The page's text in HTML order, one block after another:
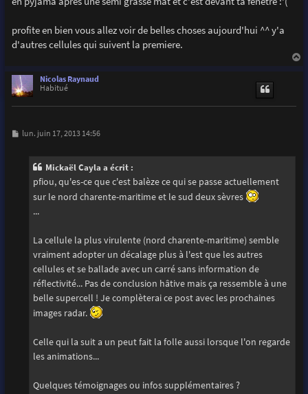
profite en bien vous allez voir de belles choses aujourd'hui ^^ y'a
d'autres cellules qui suivent la premiere.
Nicolas Raynaud
Habitué
M
lun. juin 17, 2013 14:56
Mickaël Cayla a écrit :
pfiou, qu'es-ce que c'est balèze ce qui se passe actuellement
sur le nord charente-maritime et le sud deux sèvres
...
La cellule la plus virulente (nord charente-maritime) semble
vraiment adopter un décalage plus à l'est que les autres
cellules et se ballade avec un carré sans information de
réflectivité... Pas de conclusion hâtive mais ça ressemble à une
belle supercell ! Je complèterai ce post avec les prochaines
images radar.
Celle qui la suit a un peut fait la folle aussi lorsque l'on regarde
les animations...
Quelques témoignages ou infos supplémentaires ?